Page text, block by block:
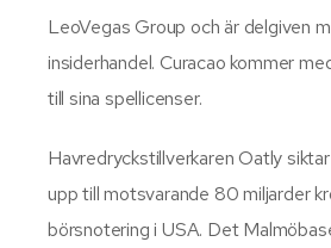
LeoVegas Group och är delgiven
insiderhandel. Curacao kommer
till sina spellicenser.
Havredryckstillverkaren Oatly
upp till motsvarande 80 miljarder
börsnotering i USA. Det